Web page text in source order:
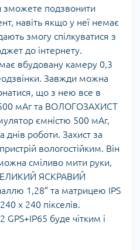
зможете подзвонити
навіть якщо у неї немає
змогу спілкуватися з
до інтернету.
вбудовану камеру 0,3
Завжди можна
що з нею все в
мАг та ВОЛОГОЗАХИСТ
ємністю 500 мАг,
днів роботи. Захист за
вологостійким. Він
сміливо мити руки,
ЯСКРАВИЙ
1,28” та матрицею IPS
х 240 пікселів.
буде чітким і